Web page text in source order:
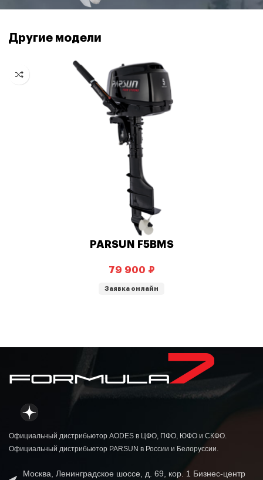
Другие модели
PARSUN F5BMS
₽
Заявка онлайн
Официальный дистрибьютор AODES в ЦФО, ПФО, ЮФО и СКФО.
Официальный дистрибьютор PARSUN в России и Белоруссии.
Москва, Ленинградское шоссе, д. 69, кор. 1 Бизнес-центр